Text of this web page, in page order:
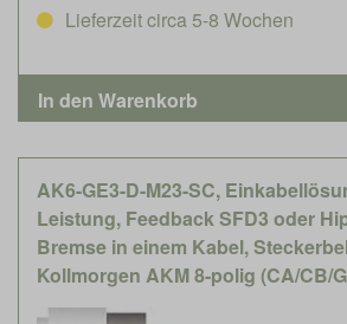
Lieferzeit circa 5-8 Wochen
AK6-GE3-D-M23-SC,
Leistung, Feedback SFD3 oder
Bremse in einem Kabel,
Kollmorgen AKM 8-polig (CA/CB/